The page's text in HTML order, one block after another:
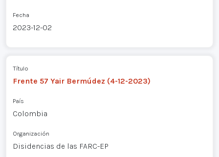
Fecha
2023-12-02
Título
Frente 57 Yair Bermúdez (4-12-2023)
País
Colombia
Organización
Disidencias de las FARC-EP